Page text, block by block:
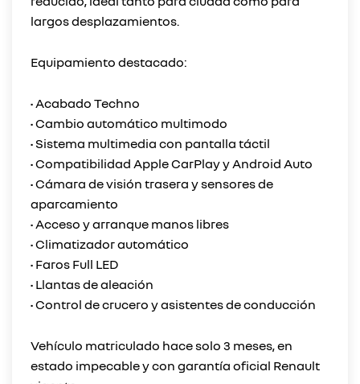
largos desplazamientos.
Equipamiento destacado:
• Acabado Techno
• Cambio automático multimodo
• Sistema multimedia con pantalla táctil
• Compatibilidad Apple CarPlay y Android Auto
• Cámara de visión trasera y sensores de
aparcamiento
• Acceso y arranque manos libres
• Climatizador automático
• Faros Full LED
• Llantas de aleación
• Control de crucero y asistentes de conducción
Vehículo matriculado hace solo 3 meses, en
estado impecable y con garantía oficial Renault